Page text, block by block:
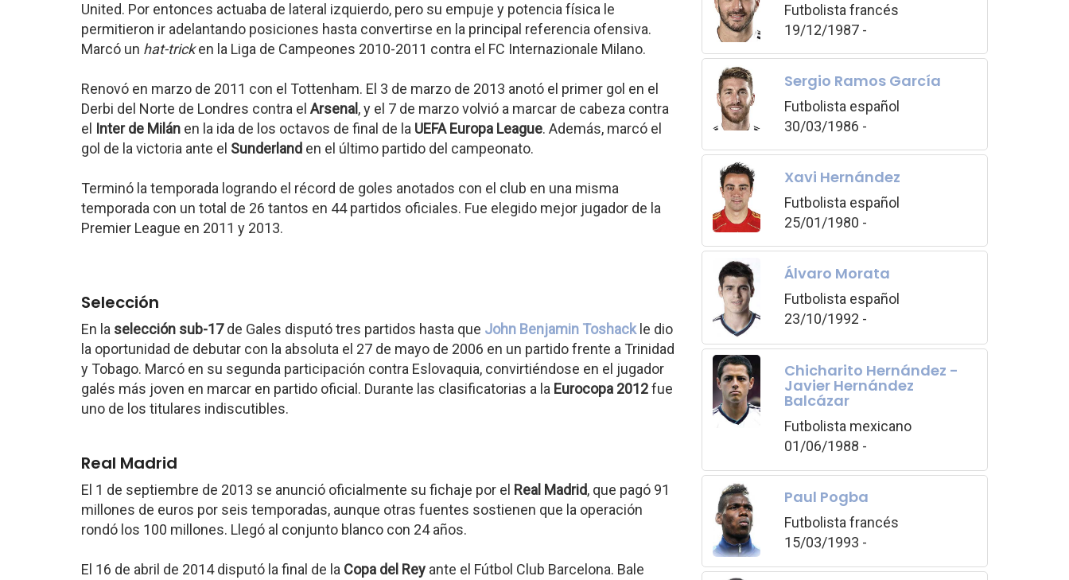
United. Por entonces actuaba de lateral izquierdo, pero su empuje y potencia física le
permitieron ir adelantando posiciones hasta convertirse en la principal referencia ofensiva.
Marcó un hat-tricken la Liga de Campeones 2010-2011 contra el FC Internazionale Milano.
Renovó en marzo de 2011 con el Tottenham. El 3 de marzo de 2013 anotó el primer gol en el
Derbi del Norte de Londres contra el Arsenal , y el 7 de marzo volvió a marcar de cabeza contra
el Inter de Milán en la ida de los octavos de final de la UEFA Europa League. Además, marcó el
gol de la victoria ante el Sunderland en el último partido del campeonato.
Terminó la temporada logrando el récord de goles anotados con el club en una misma
temporada con un total de 26 tantos en 44 partidos oficiales. Fue elegido mejor jugador de la
Premier League en 2011 y 2013.
Selección
En la selección sub-17de Gales disputó tres partidos hasta que John Benjamin Toshackle dio
la oportunidad de debutar con la absoluta el 27 de mayo de 2006 en un partido frente a Trinidad
y Tobago. Marcó en su segunda participación contra Eslovaquia, convirtiéndose en el jugador
galés más joven en marcar en partido oficial. Durante las clasificatorias a la Eurocopa 2012fue
uno de los titulares indiscutibles.
Real Madrid
El 1 de septiembre de 2013 se anunció oficialmente su fichaje por el Real Madrid, que pagó 91
millones de euros por seis temporadas, aunque otras fuentes sostienen que la operación
rondó los 100 millones. Llegó al conjunto blanco con 24 años.
El 16 de abril de 2014 disputó la final de la Copa del Rey ante el Fútbol Club Barcelona. Bale
Futbolista francés
19/12/1987 -
Sergio Ramos García
Futbolista español
30/03/1986 -
Xavi Hernández
Futbolista español
25/01/1980 -
Álvaro Morata
Futbolista español
23/10/1992 -
Chicharito Hernández -
Javier Hernández
Balcázar
Futbolista mexicano
01/06/1988 -
Paul Pogba
Futbolista francés
15/03/1993 -